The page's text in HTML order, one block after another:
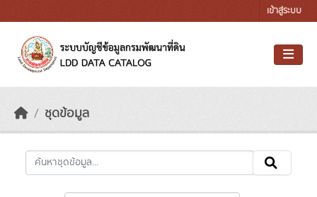
เข้าสู่ระบบ
ชุดข้อมูล